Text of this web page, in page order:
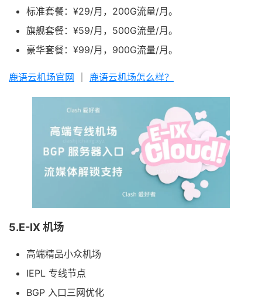
标准套餐：¥29/月，200G流量/月。
旗舰套餐：¥59/月，500G流量/月。
豪华套餐：¥99/月，900G流量/月。
鹿语云机场官网 鹿语云机场怎么样？
5.E-IX 机场
高端精品小众机场
IEPL 专线节点
BGP 入口三网优化